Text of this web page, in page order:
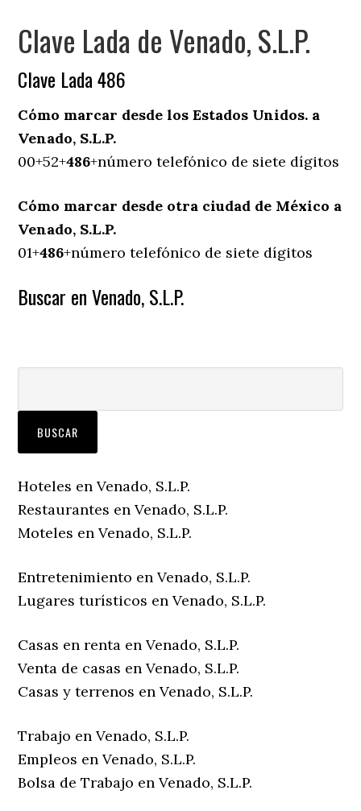
Clave Lada de Venado, S.L.P.
Clave Lada 486
Cómo marcar desde los Estados Unidos. a
Venado, S.L.P.
00+52+486+número telefónico de siete dígitos
Cómo marcar desde otra ciudad de México a
Venado, S.L.P.
01+486+número telefónico de siete dígitos
Buscar en Venado, S.L.P.
Hoteles en Venado, S.L.P.
Restaurantes en Venado, S.L.P.
Moteles en Venado, S.L.P.
Entretenimiento en Venado, S.L.P.
Lugares turísticos en Venado, S.L.P.
Casas en renta en Venado, S.L.P.
Venta de casas en Venado, S.L.P.
Casas y terrenos en Venado, S.L.P.
Trabajo en Venado, S.L.P.
Empleos en Venado, S.L.P.
Bolsa de Trabajo en Venado, S.L.P.